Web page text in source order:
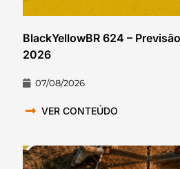
BlackYellowBR 624 –
2026
07/08/2026
VER CONTEÚDO